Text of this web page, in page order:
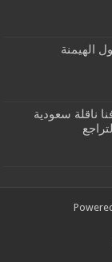
الهيمنة
ناقلة سعودية